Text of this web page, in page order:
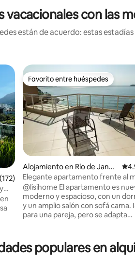
vacacionales con las
están de acuerdo: estas
promedio: 4.99 de 5, 172 reseñas
Favorito entre huéspedes
Favorito entre huéspedes
Alojamiento en Río de Janeir
o
Elegante apartamento frente al
hasta las 4 p. m.
@lisihome El apartamento es
moderno y espacioso, con un
y un amplio salón con sofá cama.
para una pareja, pero se adapta
tiene una hermosa vista
mar, y una ducha exterior. Se
populares en